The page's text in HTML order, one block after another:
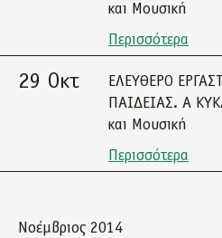
και Μουσική
Περισσότερα
29 Οκτ
ΕΛΕΥΘΕΡΟ
ΠΑΙΔΕΙΑΣ. A
και Μουσική
Περισσότερα
Νοέμβριος 2014